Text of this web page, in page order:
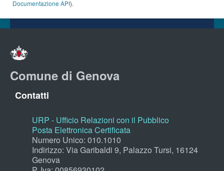
Documentazione API).
Comune di Genova
Contatti
URP - Ufficio Relazioni con il Pubblico
Posta Elettronica Certificata
Numero Unico: 010.1010
Indirizzo: Via Garibaldi 9, Palazzo Tursi, 16124
Genova